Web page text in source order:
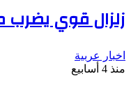
زلزال قوي يضرب
اخبار عربية
منذ 4 أسابيع